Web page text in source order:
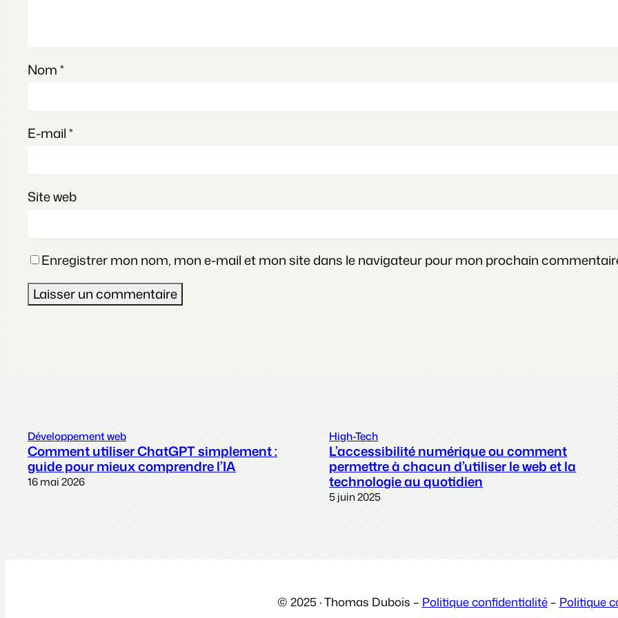
Nom*
E-mail*
Site web
Enregistrer mon nom, mon e-mail et mon site dans le navigateur pour mon prochain
Développement web
Comment utiliser ChatGPT simplement :
guide pour mieux comprendre l’IA
16 mai 2026
High-Tech
L’accessibilité numérique ou comment
permettre à chacun d’utiliser le web et la
technologie au quotidien
5 juin 2025
© 2025 · Thomas Dubois – Politique confidentialité– Politique